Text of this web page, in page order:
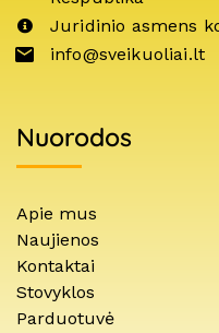
Juridinio asmens
info@sveikuoliai.lt
Nuorodos
Apie mus
Naujienos
Kontaktai
Stovyklos
Parduotuvė